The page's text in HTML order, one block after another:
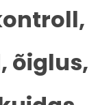
õiglus,